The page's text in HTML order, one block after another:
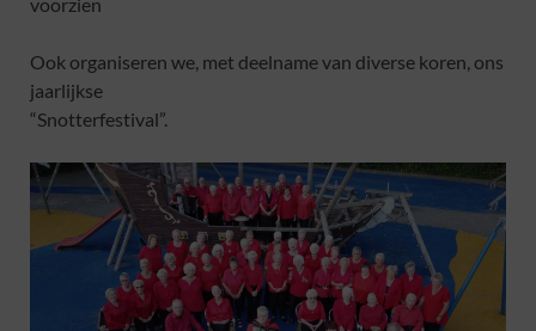
Ook organiseren we, met deelname van diverse koren, ons
jaarlijkse
“Snotterfestival”.